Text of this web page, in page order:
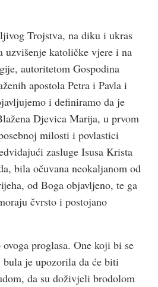
Trojstva, na diku i ukras
uzvišenje katoličke vjere i na
autoritetom Gospodina
apostola Petra i Pavla i
i definiramo da je
Djevica Marija, u prvom
milosti i povlastici
zasluge Isusa Krista
bila očuvana neokaljanom od
od Boga objavljeno, te ga
čvrsto i postojano
proglasa. One koji bi se
je upozorila da će biti
da su doživjeli brodolom